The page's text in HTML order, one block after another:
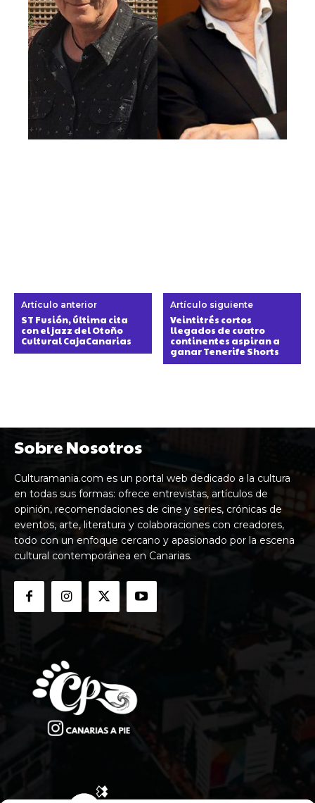
Artículo anterior
ST Fusión, última cita
con el jazz del Otoño
Cultural CajaCanarias
Artículo siguiente
Veintitrés cortos
llegados de cuatro
continentes aspiran a
ganar Tenerife Shorts
Sobre Nosotros
Culturamania.com es un portal web dedicado a la cultura
en todas sus formas: ofrece entrevistas, artículos de
opinión, recomendaciones de cine y series, crónicas de
eventos, arte, literatura y colaboraciones con creadores,
todo con un enfoque cercano y apasionado por la escena
cultural contemporánea en Canarias.